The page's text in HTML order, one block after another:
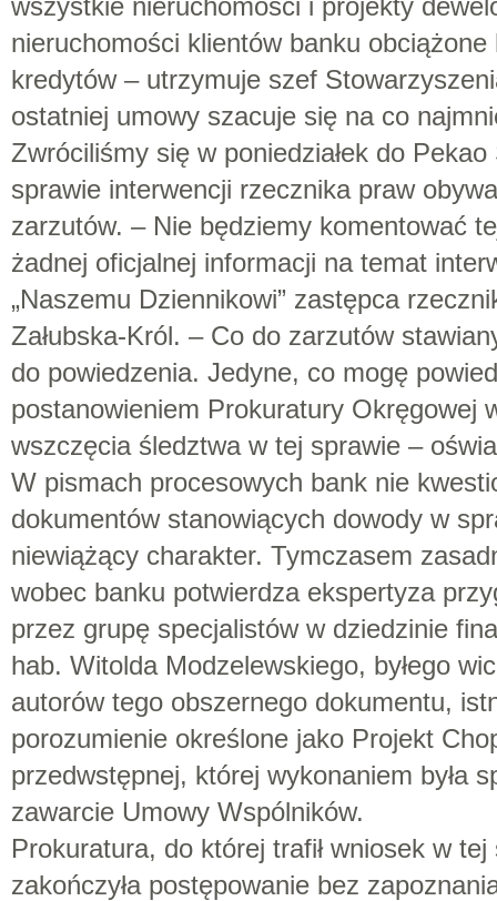
wszystkie nieruchomości i projekty
nieruchomości klientów banku obciążone
kredytów – utrzymuje szef
ostatniej umowy szacuje się na co
Zwróciliśmy się w poniedziałek do
sprawie interwencji rzecznika praw
zarzutów. – Nie będziemy komentować
żadnej oficjalnej informacji na temat
„Naszemu Dziennikowi” zastępca
Załubska-Król. – Co do zarzutów
do powiedzenia. Jedyne, co mogę
postanowieniem Prokuratury Okręgowej
wszczęcia śledztwa w tej sprawie –
W pismach procesowych bank nie
dokumentów stanowiących dowody w
niewiążący charakter. Tymczasem
wobec banku potwierdza ekspertyza
przez grupę specjalistów w dziedzinie
hab. Witolda Modzelewskiego, byłego
autorów tego obszernego dokumentu,
porozumienie określone jako Projekt
przedwstępnej, której wykonaniem była
zawarcie Umowy Wspólników.
Prokuratura, do której trafił wniosek w
zakończyła postępowanie bez